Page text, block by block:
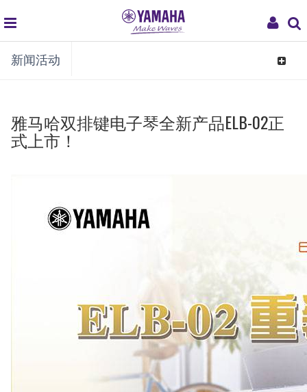
My
global
navigation
新闻活动
Toggle
雅马哈双排键电子琴全新产品ELB-02正
式上市！